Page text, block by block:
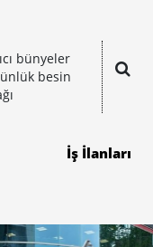
bünyeler
besin
İş İlanları